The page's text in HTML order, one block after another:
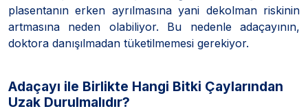
plasentanın erken ayrılmasına yani dekolman riskinin
artmasına neden olabiliyor. Bu nedenle adaçayının,
doktora danışılmadan tüketilmemesi gerekiyor.
Adaçayı ile Birlikte Hangi Bitki Çaylarından
Uzak Durulmalıdır?